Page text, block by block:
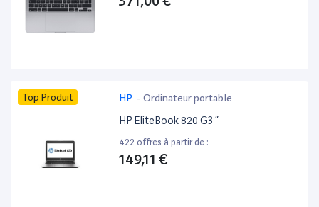
Top Produit HP - Ordinateur portable
HP EliteBook 820 G3 ”
422 offres à partir de :
149,11 €